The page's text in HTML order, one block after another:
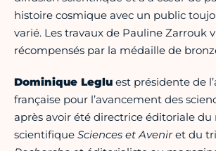
histoire cosmique avec un public
varié. Les travaux de Pauline Zarrouk
récompensés par la médaille de
Dominique Leglu est présidente de
française pour l’avancement des
après avoir été directrice éditoriale du
scientifique Sciences et Aveniret du